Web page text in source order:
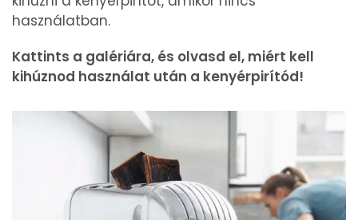
használatban.
Kattints a galériára, és olvasd el, miért kell
kihúznod használat után a kenyérpirítód!